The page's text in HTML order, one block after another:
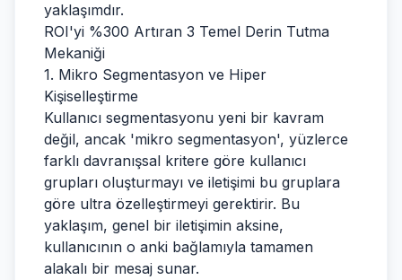
yaklaşımdır.
ROI'yi %300 Artıran 3 Temel Derin Tutma
Mekaniği
1. Mikro Segmentasyon ve Hiper
Kişiselleştirme
Kullanıcı segmentasyonu yeni bir kavram
değil, ancak 'mikro segmentasyon', yüzlerce
farklı davranışsal kritere göre kullanıcı
grupları oluşturmayı ve iletişimi bu gruplara
göre ultra özelleştirmeyi gerektirir. Bu
yaklaşım, genel bir iletişimin aksine,
kullanıcının o anki bağlamıyla tamamen
alakalı bir mesaj sunar.